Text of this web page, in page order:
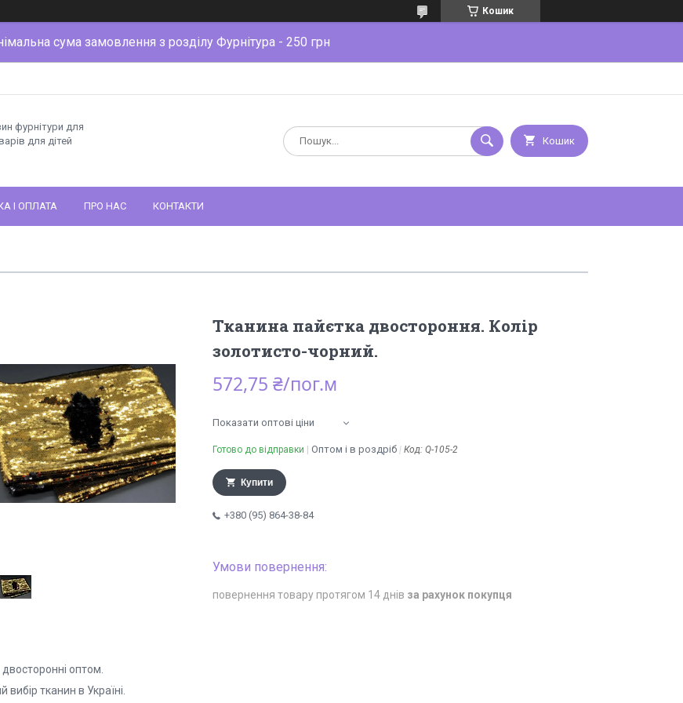
Кошик
сума замовлення з розділу Фурнітура - 250 грн
фурнітури для
для дітей
Кошик
І ОПЛАТА ПРО НАС КОНТАКТИ
Тканина пайєтка двостороння. Колір
золотисто-чорний.
572,75 ₴/пог.м
Показати оптові ціни
Готово до відправки Оптом і в роздріб Код: Q-105-2
Купити
+380 (95) 864-38-84
повернення товару протягом 14 днів за рахунок покупця
двосторонні оптом.
вибір тканин в Україні.